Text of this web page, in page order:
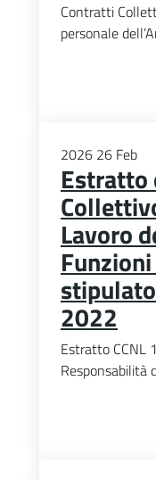
Contratti
personale
2026 26 Feb
Estratto
Lavoro
2022
Estratto CCNL
Responsabilità